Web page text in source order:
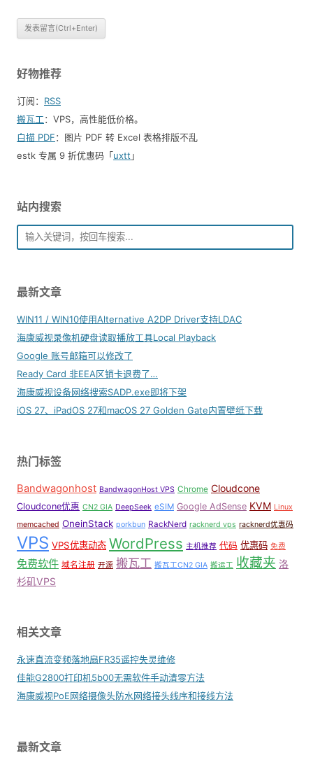
好物推荐
订阅： RSS
搬瓦工：VPS，高性能低价格。️
白描 PDF：图片 PDF 转 Excel 表格排版不乱
estk 专属 9 折优惠码「uxtt 」
站内搜索
最新文章
WIN11 / WIN10使用Alternative A2DP Driver支持LDAC
海康威视录像机硬盘读取播放工具Local Playback
Google 账号邮箱可以修改了
Ready Card 非EEA区销卡退费了…
海康威视设备网络搜索SADP.exe即将下架
iOS 27、iPadOS 27和macOS 27 Golden Gate内置壁纸下载
热门标签
Bandwagonhost BandwagonHost VPS Chrome Cloudcone
Cloudcone优惠 CN2 GIA DeepSeek eSIM Google AdSense KVM Linux
memcached OneinStack porkbun RackNerd racknerd vps racknerd优惠码
VPS VPS优惠动态 WordPress 主机推荐 代码 优惠码 免费
免费软件 域名注册 开源 搬瓦工 搬瓦工CN2 GIA 搬运工 收藏夹 洛
杉矶VPS
相关文章
永速直流变频落地扇FR35遥控失灵维修
佳能G2800打印机5b00无需软件手动清零方法
海康威视PoE网络摄像头防水网络接头线序和接线方法
最新文章